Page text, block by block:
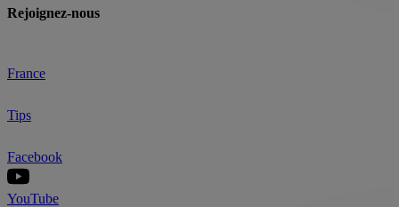
Rejoignez-nous
France
Tips
Facebook
YouTube